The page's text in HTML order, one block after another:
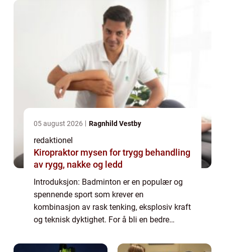
05 august 2026 Ragnhild Vestby
redaktionel
Kiropraktor mysen for trygg behandling
av rygg, nakke og ledd
Introduksjon: Badminton er en populær og
spennende sport som krever en
kombinasjon av rask tenking, eksplosiv kraft
og teknisk dyktighet. For å bli en bedre
og fokusere på riktige øvelser. I denne